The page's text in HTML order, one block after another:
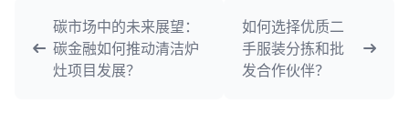
碳市场中的未来展望：
碳金融如何推动清洁炉
灶项目发展？
如何选择优质二
手服装分拣和批
发合作伙伴？